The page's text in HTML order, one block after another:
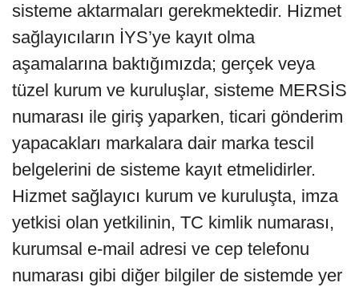
sisteme aktarmaları gerekmektedir. Hizmet
sağlayıcıların İYS’ye kayıt olma
aşamalarına baktığımızda; gerçek veya
tüzel kurum ve kuruluşlar, sisteme MERSİS
numarası ile giriş yaparken, ticari gönderim
yapacakları markalara dair marka tescil
belgelerini de sisteme kayıt etmelidirler.
Hizmet sağlayıcı kurum ve kuruluşta, imza
yetkisi olan yetkilinin, TC kimlik numarası,
kurumsal e-mail adresi ve cep telefonu
numarası gibi diğer bilgiler de sistemde yer